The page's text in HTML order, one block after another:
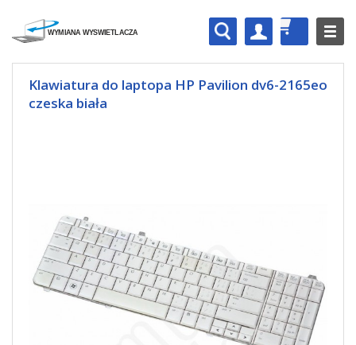
Klawiatura do laptopa HP Pavilion dv6-2165eo
czeska biała